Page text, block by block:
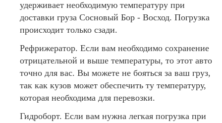
удерживает необходимую температуру при
доставки груза Сосновый Бор - Восход. Погрузка
происходит только сзади.
Рефрижератор. Если вам необходимо сохранение
отрицательной и выше температуры, то этот авто
точно для вас. Вы можете не бояться за ваш груз,
так как кузов может обеспечить ту температуру,
которая необходима для перевозки.
Гидроборт. Если вам нужна легкая погрузка при